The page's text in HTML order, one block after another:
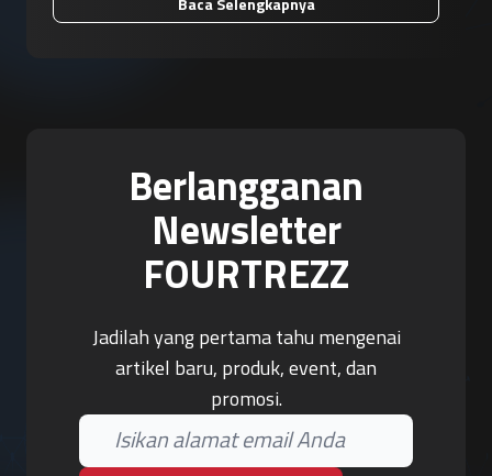
Berlangganan
Newsletter
FOURTREZZ
Jadilah yang pertama tahu mengenai
artikel baru, produk, event, dan
promosi.